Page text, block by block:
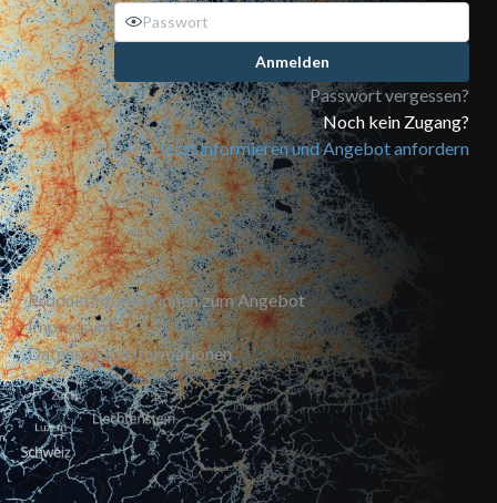
Anmelden
Passwort vergessen?
Noch kein Zugang?
Jetzt informieren und Angebot anfordern
Produktinformationen zum Angebot
Impressum
Datenschutzinformationen